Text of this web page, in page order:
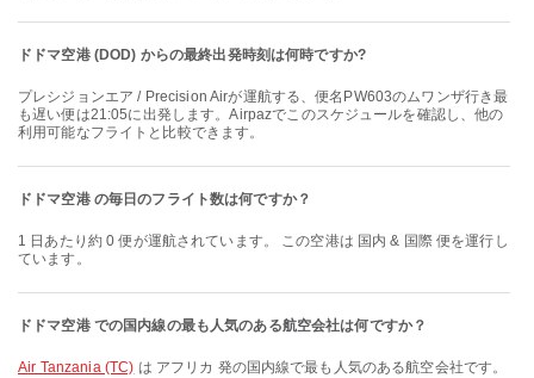
ドドマ空港 (DOD) からの最終出発時刻は何時ですか?
プレシジョンエア / Precision Airが運航する、便名PW603のムワンザ行き最
も遅い便は21:05に出発します。Airpazでこのスケジュールを確認し、他の
利用可能なフライトと比較できます。
ドドマ空港 の毎日のフライト数は何ですか？
1 日あたり約 0 便が運航されています。 この空港は 国内 & 国際 便を運行し
ています。
ドドマ空港 での国内線の最も人気のある航空会社は何ですか？
Air Tanzania (TC) は アフリカ 発の国内線で最も人気のある航空会社です。